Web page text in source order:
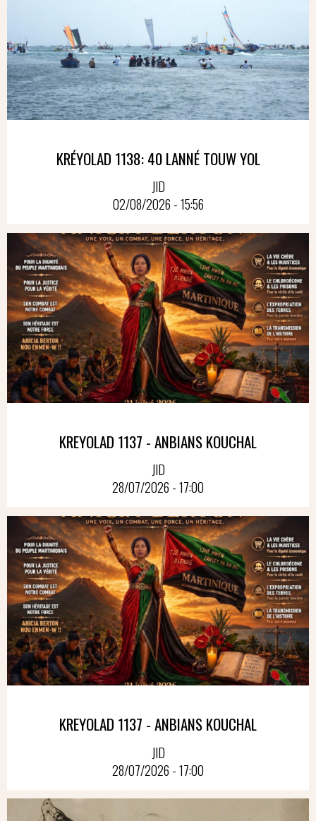
KRÉYOLAD 1138: 40 LANNÉ TOUW YOL
JID
02/08/2026 - 15:56
KREYOLAD 1137 - ANBIANS KOUCHAL
JID
28/07/2026 - 17:00
KREYOLAD 1137 - ANBIANS KOUCHAL
JID
28/07/2026 - 17:00